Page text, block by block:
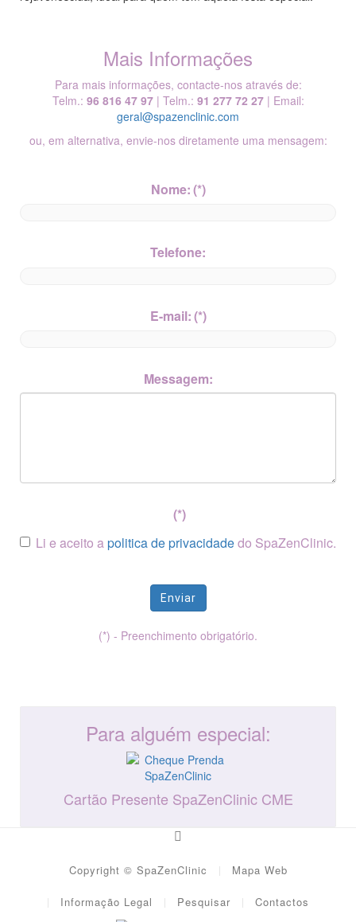
Mais Informações
Para mais informações, contacte-nos através de:
Telm.: 96 816 47 97| Telm.: 91 277 72 27| Email:
geral@spazenclinic.com
ou, em alternativa, envie-nos diretamente uma mensagem:
Nome:(*)
Telefone:
E-mail:(*)
Messagem:
(*)
Li e aceito apolitica de privacidadedo SpaZenClinic.
Enviar
(*) - Preenchimento obrigatório.
Para alguém especial:
Cartão Presente SpaZenClinic CME
Copyright © SpaZenClinic Mapa Web
Informação Legal Pesquisar Contactos